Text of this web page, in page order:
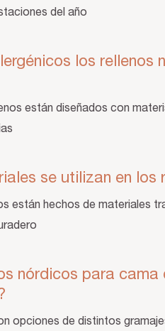
del año
los
están diseñados con
se utilizan en
están hechos de materiales
nórdicos para
opciones de distintos